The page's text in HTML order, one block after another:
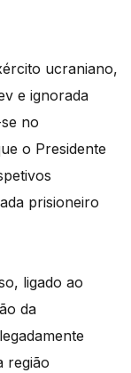
ucraniano,
e ignorada
no
o Presidente
prisioneiro
ligado ao
da
região